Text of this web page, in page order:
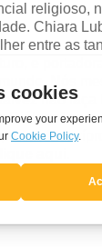
religioso,
Chiara
entre as
e
Nós
não faça
Diálogo” com